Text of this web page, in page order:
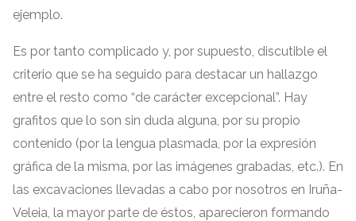
ejemplo.
Es por tanto complicado y, por supuesto, discutible el
criterio que se ha seguido para destacar un hallazgo
entre el resto como “de carácter excepcional”. Hay
grafitos que lo son sin duda alguna, por su propio
contenido (por la lengua plasmada, por la expresión
gráfica de la misma, por las imágenes grabadas, etc.). En
las excavaciones llevadas a cabo por nosotros en Iruña-
Veleia, la mayor parte de éstos, aparecieron formando